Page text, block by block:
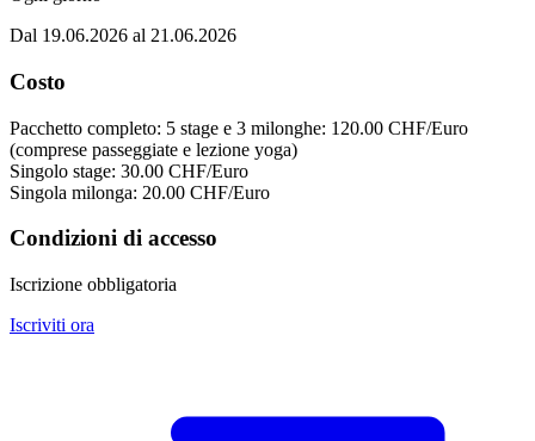
Dal 19.06.2026 al 21.06.2026
Costo
Pacchetto completo: 5 stage e 3 milonghe: 120.00 CHF/Euro
(comprese passeggiate e lezione yoga)
Singolo stage: 30.00 CHF/Euro
Singola milonga: 20.00 CHF/Euro
Condizioni di accesso
Iscrizione obbligatoria
Iscriviti ora